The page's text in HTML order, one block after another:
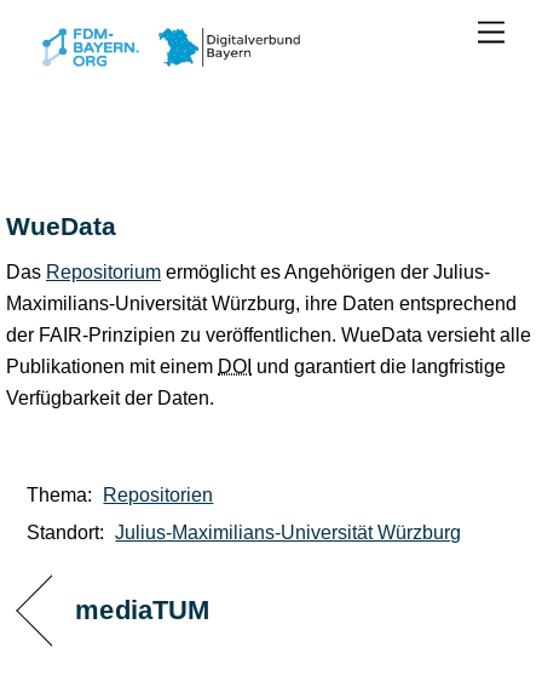
Inhalt
WueData
Das Repositorium ermöglicht es Angehörigen der Julius-
Maximilians-Universität Würzburg, ihre Daten entsprechend
der FAIR-Prinzipien zu veröffentlichen. WueData versieht alle
Publikationen mit einem DOI und garantiert die langfristige
Verfügbarkeit der Daten.
Thema:
Repositorien
Standort:
Julius-Maximilians-Universität Würzburg
mediaTUM